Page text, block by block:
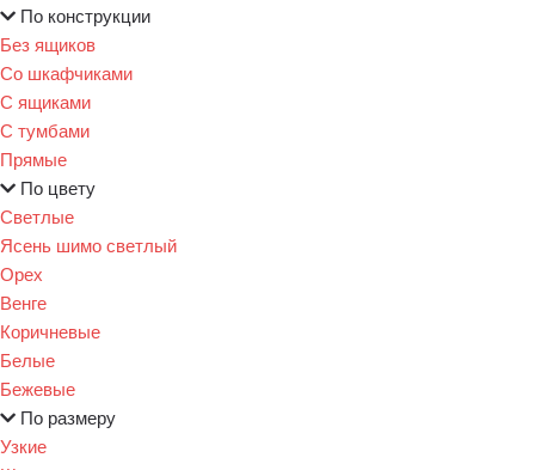
По конструкции
Без ящиков
Со шкафчиками
С ящиками
С тумбами
Прямые
По цвету
Светлые
Ясень шимо светлый
Орех
Венге
Коричневые
Белые
Бежевые
По размеру
Узкие